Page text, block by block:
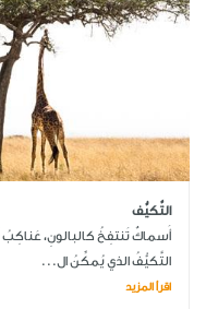
التَّكيُّف
أَسماكٌ تَنتفِخُ كالبالونِ، عَناكِبُ
التَّكيُّفُ الذي يُمكِّنُ ال...
اقرأ المزيد